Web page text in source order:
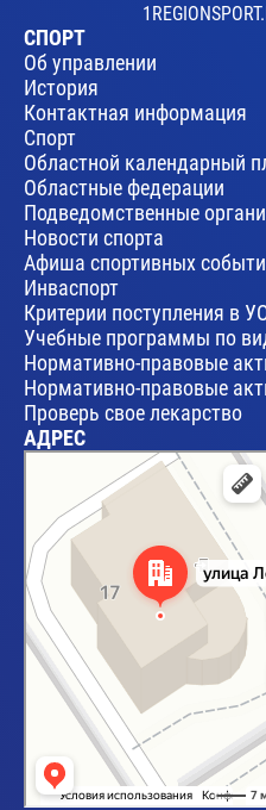
СПОРТ
Об управлении
История
Контактная информация
Спорт
Областной календарный
Областные федерации
Подведомственные
Новости спорта
Афиша спортивных
Инваспорт
Критерии поступления
Учебные программы по
Нормативно-правовые
Нормативно-правовые
Проверь свое лекарство
АДРЕС
Брест
Улица Леваневского, 17 — Яндекс Карты